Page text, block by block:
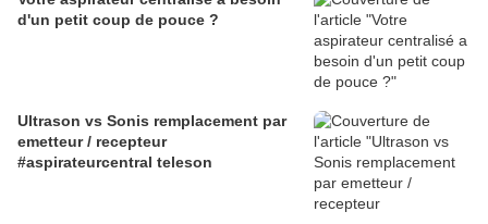
d'un petit coup de pouce ?
Ultrason vs Sonis remplacement par
emetteur / recepteur
#aspirateurcentral teleson